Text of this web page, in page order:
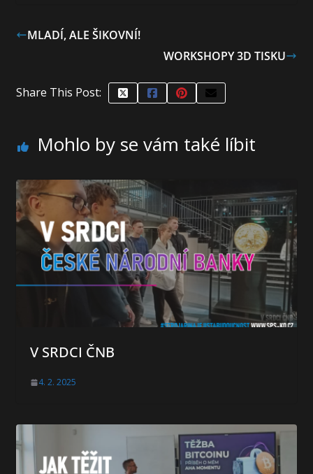
MLADÍ, ALE ŠIKOVNÍ!
WORKSHOPY 3D TISKU
Share This Post:
Mohlo by se vám také líbit
V SRDCI ČNB
4. 2. 2025